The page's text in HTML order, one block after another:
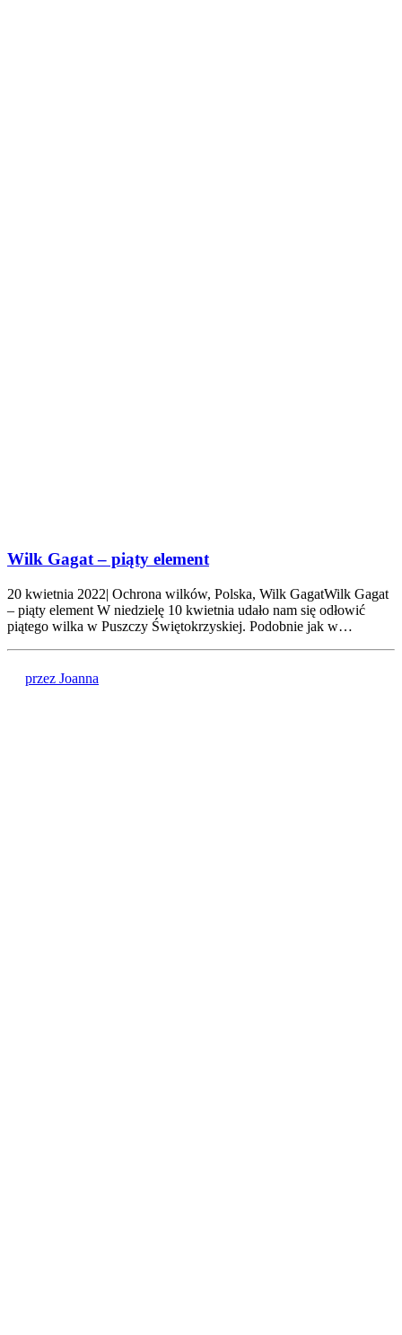
Wilk Gagat – piąty element
20 kwietnia 2022| Ochrona wilków, Polska, Wilk GagatWilk Gagat
– piąty element W niedzielę 10 kwietnia udało nam się odłowić
piątego wilka w Puszczy Świętokrzyskiej. Podobnie jak w…
przez Joanna